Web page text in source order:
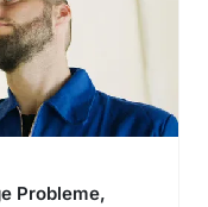
Probleme,